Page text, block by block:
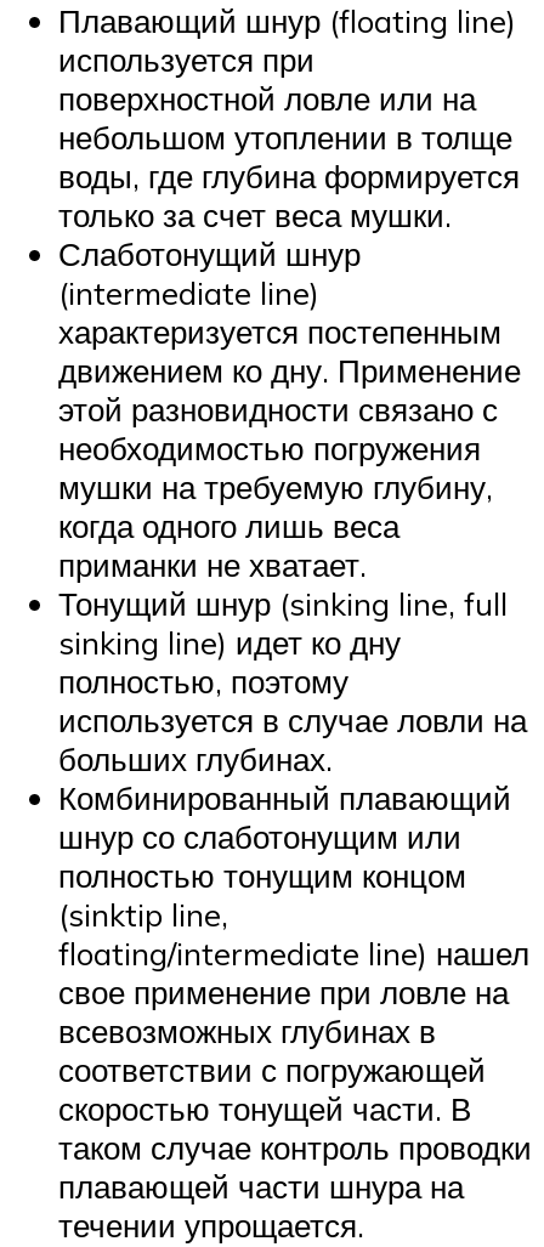
Плавающий шнур (floating line)
используется при
поверхностной ловле или на
небольшом утоплении в толще
воды, где глубина формируется
только за счет веса мушки.
Слаботонущий шнур
(intermediate line)
характеризуется постепенным
движением ко дну. Применение
этой разновидности связано с
необходимостью погружения
мушки на требуемую глубину,
когда одного лишь веса
приманки не хватает.
Тонущий шнур (sinking line, full
sinking line) идет ко дну
полностью, поэтому
используется в случае ловли на
больших глубинах.
Комбинированный плавающий
шнур со слаботонущим или
полностью тонущим концом
(sinktip line,
floating/intermediate line) нашел
свое применение при ловле на
всевозможных глубинах в
соответствии с погружающей
скоростью тонущей части. В
таком случае контроль проводки
плавающей части шнура на
течении упрощается.